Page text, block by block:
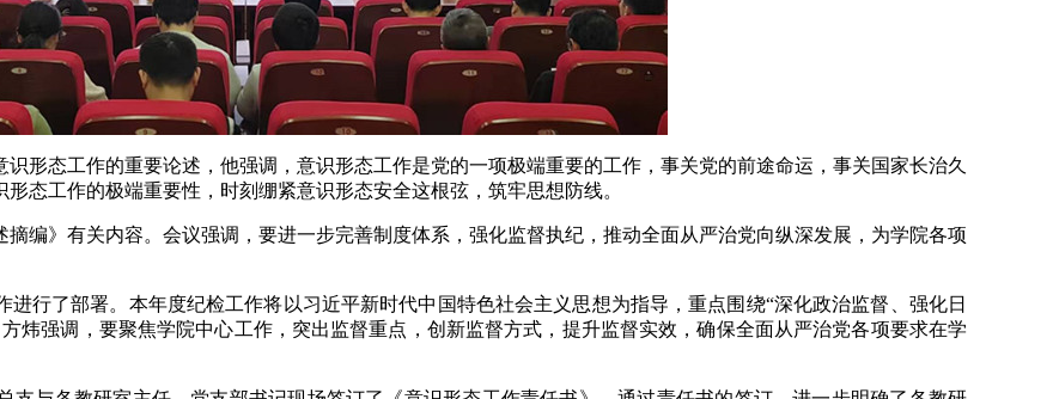
形态工作的重要论述，他强调，意识形态工作是党的一项极端重要的工作，事关党的前途命运，事关国家长治久
态工作的极端重要性，时刻绷紧意识形态安全这根弦，筑牢思想防线。
编》有关内容。会议强调，要进一步完善制度体系，强化监督执纪，推动全面从严治党向纵深发展，为学院各项
进行了部署。本年度纪检工作将以习近平新时代中国特色社会主义思想为指导，重点围绕“深化政治监督、强化日
炜强调，要聚焦学院中心工作，突出监督重点，创新监督方式，提升监督实效，确保全面从严治党各项要求在学